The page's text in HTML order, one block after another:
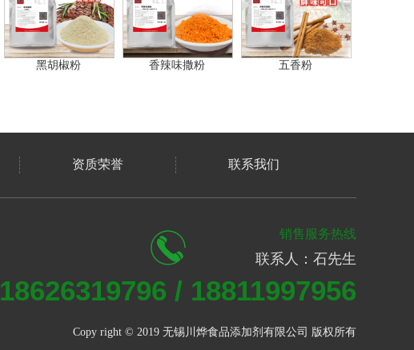
黑胡椒粉 香辣味撒粉 五香粉
资质荣誉 联系我们
销售服务热线
联系人：石先生
18626319796 / 18811997956
Copy right © 2019 无锡川烨食品添加剂有限公司 版权所有